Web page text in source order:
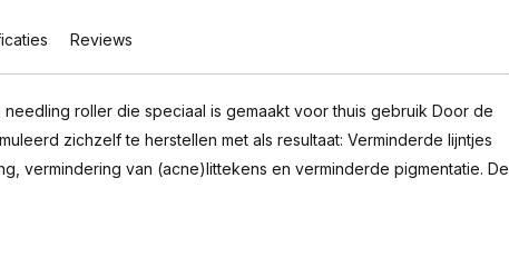
Reviews
needling roller die speciaal is gemaakt voor thuis gebruik Door de
zichzelf te herstellen met als resultaat: Verminderde lijntjes
vermindering van (acne)littekens en verminderde pigmentatie. De